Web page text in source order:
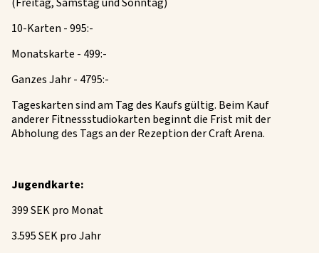
10-Karten - 995:-
Monatskarte - 499:-
Ganzes Jahr - 4795:-
Tageskarten sind am Tag des Kaufs gültig. Beim Kauf
anderer Fitnessstudiokarten beginnt die Frist mit der
Abholung des Tags an der Rezeption der Craft Arena.
Jugendkarte:
399 SEK pro Monat
3.595 SEK pro Jahr